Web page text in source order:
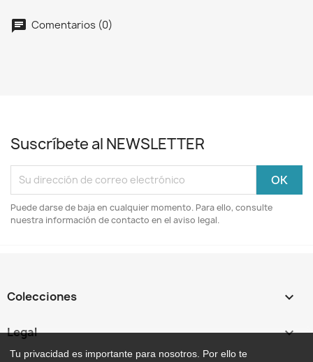
chat Comentarios (0)
Suscríbete al NEWSLETTER
Puede darse de baja en cualquier momento. Para ello, consulte
nuestra información de contacto en el aviso legal.
Colecciones 
Legal 
Tu privacidad es importante para nosotros. Por ello te